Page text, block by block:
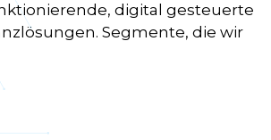
digital gesteuerte
Segmente, die wir